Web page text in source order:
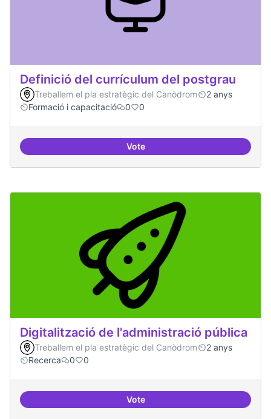
Definició del currículum del postgrau
Treballem el pla estratègic del Canòdrom
2 anys
Formació i capacitació
0 0
VoteDefinició del currículum del
Digitalització de l'administració pública
Treballem el pla estratègic del Canòdrom
2 anys
Recerca
0 0
VoteDigitalització de l'administració